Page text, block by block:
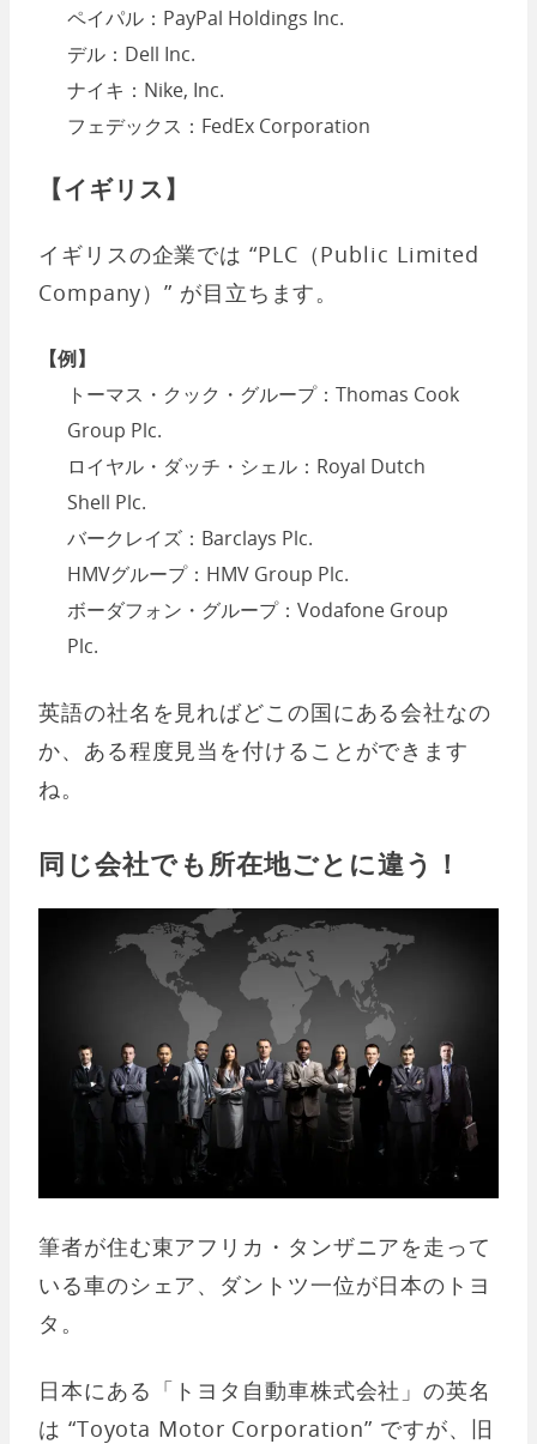
ペイパル：PayPal Holdings Inc.
デル：Dell Inc.
ナイキ：Nike, Inc.
フェデックス：FedEx Corporation
【イギリス】
イギリスの企業では “PLC（Public Limited
Company）” が目立ちます。
【例】
トーマス・クック・グループ：Thomas Cook
Group Plc.
ロイヤル・ダッチ・シェル：Royal Dutch
Shell Plc.
バークレイズ：Barclays Plc.
HMVグループ：HMV Group Plc.
ボーダフォン・グループ：Vodafone Group
Plc.
英語の社名を見ればどこの国にある会社なの
か、ある程度見当を付けることができます
ね。
同じ会社でも所在地ごとに違う！
筆者が住む東アフリカ・タンザニアを走って
いる車のシェア、ダントツ一位が日本のトヨ
タ。
日本にある「トヨタ自動車株式会社」の英名
は “Toyota Motor Corporation” ですが、旧